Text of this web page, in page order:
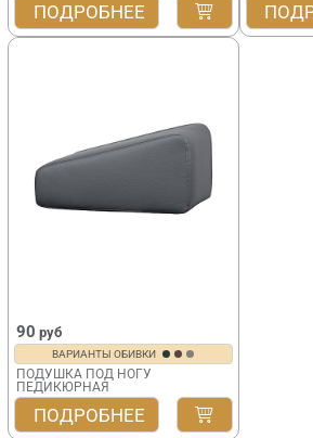
ПОДРОБНЕЕ
90 руб
ВАРИАНТЫ ОБИВКИ
ПОДУШКА ПОД НОГУ
ПЕДИКЮРНАЯ
VLK 700
ПОДРОБНЕЕ